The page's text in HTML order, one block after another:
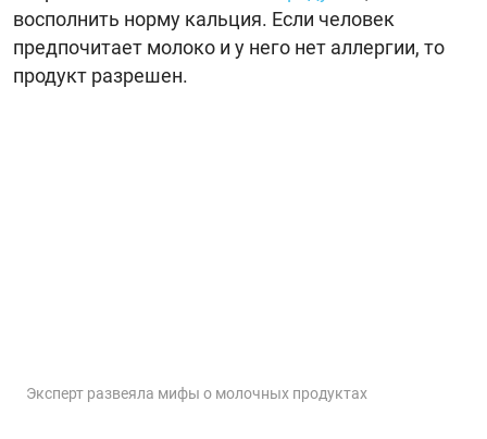
восполнить норму кальция. Если человек
предпочитает молоко и у него нет аллергии, то
продукт разрешен.
Эксперт развеяла мифы о молочных продуктах